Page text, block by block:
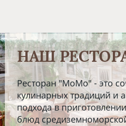
НАШ
Ресторан "МоМо" - это
кулинарных традиций и
подхода в
блюд